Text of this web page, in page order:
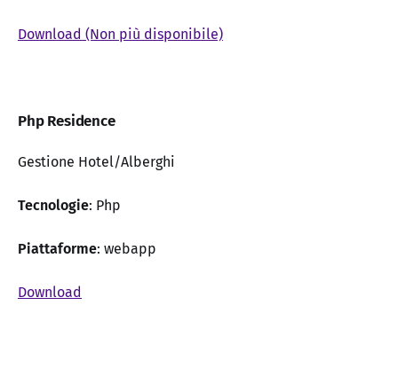
Download (Non più disponibile)
Php Residence
Gestione Hotel/Alberghi
Tecnologie: Php
Piattaforme: webapp
Download